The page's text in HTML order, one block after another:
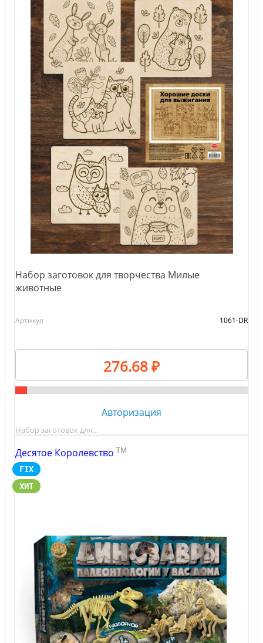
Набор заготовок для творчества Милые
животные
Артикул 1061-DR
276.68 ₽
Авторизация
Набор заготовок для…
Десятое Королевство TM
FIX
ХИТ